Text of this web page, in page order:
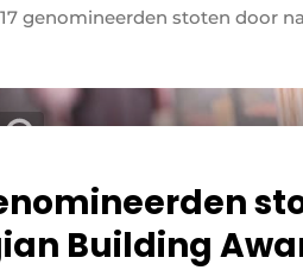
17 genomineerden stoten door
Building